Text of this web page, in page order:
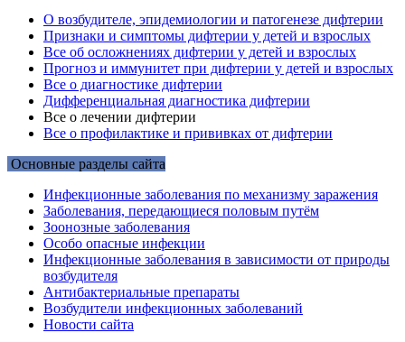
О возбудителе, эпидемиологии и патогенезе дифтерии
Признаки и симптомы дифтерии у детей и взрослых
Все об осложнениях дифтерии у детей и взрослых
Прогноз и иммунитет при дифтерии у детей и взрослых
Все о диагностике дифтерии
Дифференциальная диагностика дифтерии
Все о лечении дифтерии
Все о профилактике и прививках от дифтерии
Основные разделы сайта
Инфекционные заболевания по механизму заражения
Заболевания, передающиеся половым путём
Зоонозные заболевания
Особо опасные инфекции
Инфекционные заболевания в зависимости от природы
возбудителя
Антибактериальные препараты
Возбудители инфекционных заболеваний
Новости сайта